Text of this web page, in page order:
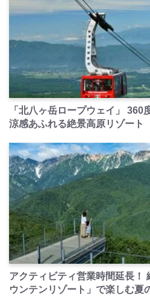
「北八ヶ岳ロープウェイ」 360
涼感あふれる絶景高原リゾート
アクティビティ営業時間延長！
ウンテンリゾート」で楽しむ夏